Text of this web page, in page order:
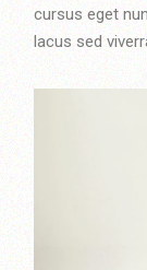
cursus eget
lacus sed